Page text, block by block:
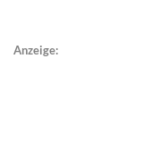
Anzeige: